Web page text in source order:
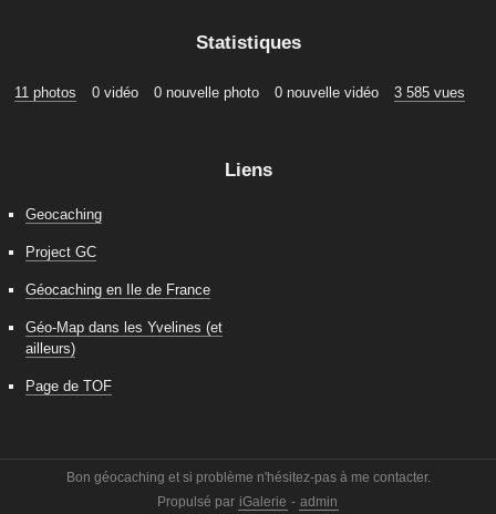
Statistiques
11 photos 0 vidéo 0 nouvelle photo 0 nouvelle vidéo 3 585 vues
Liens
Geocaching
Project GC
Géocaching en Ile de France
Géo-Map dans les Yvelines (et
ailleurs)
Page de TOF
Bon géocaching et si problème n'hésitez-pas à me contacter.
Propulsé par iGalerie - admin